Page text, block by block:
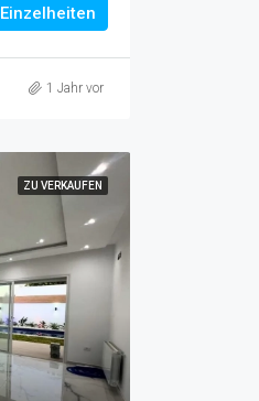
Einzelheiten
1 Jahr vor
ZU VERKAUFEN